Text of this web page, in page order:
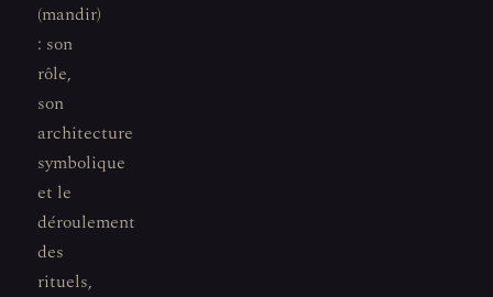
(mandir)
: son
rôle,
son
architecture
symbolique
et le
déroulement
des
rituels,